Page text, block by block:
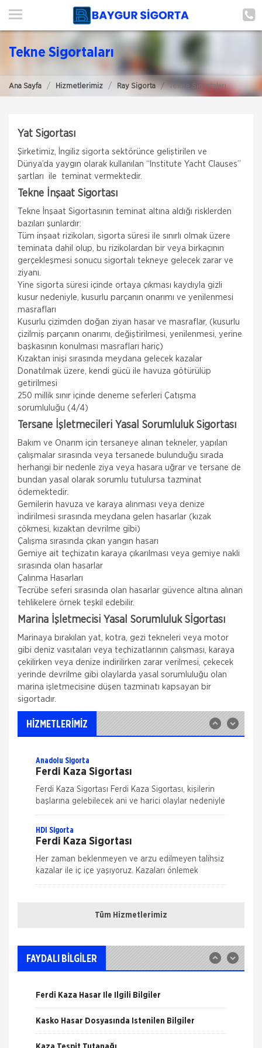
ANA SAYFA
HİZMETLERİMİZ
ŞUBELERIMIZ
ŞUBE BAŞVURUSU
Tekne Sigortaları
Ana Sayfa Hizmetlerimiz Ray Sigorta Tekne Sigortaları
Yat Sigortası
Şirketimiz, İngiliz sigorta sektörünce geliştirilen ve
Dünya’da yaygın olarak kullanılan “Institute Yacht Clauses”
şartları ile teminat vermektedir.
Tekne İnşaat Sigortası
Tekne İnşaat Sigortasının teminat altına aldığı risklerden
bazıları şunlardır:
Tüm inşaat rizikoları, sigorta süresi ile sınırlı olmak üzere
teminata dahil olup, bu rizikolardan bir veya birkaçının
gerçekleşmesi sonucu sigortalı tekneye gelecek zarar ve
ziyanı.
Yine sigorta süresi içinde ortaya çıkması kaydıyla gizli
kusur nedeniyle, kusurlu parçanın onarımı ve yenilenmesi
masrafları
Kusurlu çizimden doğan ziyan hasar ve masraflar, (kusurlu
çizilmiş parçanın onarımı, değiştirilmesi, yenilenmesi, yerine
başkasının konulması masrafları hariç)
Kızaktan inişi sırasında meydana gelecek kazalar
Donatılmak üzere, kendi gücü ile havuza götürülüp
getirilmesi
250 millik sınır içinde deneme seferleri Çatışma
sorumluluğu (4/4)
Tersane İşletmecileri Yasal Sorumluluk Sigortası
Bakım ve Onarım için tersaneye alınan tekneler, yapılan
çalışmalar sırasında veya tersanede bulunduğu sırada
herhangi bir nedenle ziya veya hasara uğrar ve tersane de
bundan yasal olarak sorumlu tutulursa tazminat
ödemektedir.
Gemilerin havuza ve karaya alınması veya denize
indirilmesi sırasında meydana gelen hasarlar (kızak
çökmesi, kızaktan devrilme gibi)
Çalışma sırasında çıkan yangın hasarı
Gemiye ait teçhizatın karaya çıkarılması veya gemiye nakli
sırasında olan hasarlar
Çalınma Hasarları
Tecrübe seferi sırasında olan hasarlar güvence altına alınan
tehlikelere örnek teşkil edebilir.
Marina İşletmecisi Yasal Sorumluluk Sİgortası
Marinaya bırakılan yat, kotra, gezi tekneleri veya motor
gibi deniz vasıtaları veya teçhizatlarının çalışması, karaya
çekilirken veya denize indirilirken zarar verilmesi, çekecek
yerinde devrilme gibi olaylarda yasal sorumluluğu olan
marina işletmecisine düşen tazminatı kapsayan bir
sigortadır.
HİZMETLERİMİZ
Allianz Sigorta
Zorunlu Deprem Sigortası
Zorunlu bir sigorta olan DASK ile binalardaki,
deprem ve deprem nedeni ile oluşabilecek maddi
zararlar güvence altına alınır. Zorunlu Deprem
Sigortası ile; Depremin Deprem sonucu
Allianz Sigorta
İş Yeri Sigortası
Allianz ile işyerinizde güven içinde çalışın!
Anadolu Sigorta
Ferdi Kaza Sigortası
Ferdi Kaza Sigortası Ferdi Kaza Sigortası, kişilerin
başlarına gelebilecek ani ve harici olaylar nedeniyle
uğrayabilecekleri bedensel zararları teminat altına
HDI Sigorta
Ferdi Kaza Sigortası
Her zaman beklenmeyen ve arzu edilmeyen talihsiz
kazalar ile iç içe yaşıyoruz. Kazaları önlemek
mümkün ama ne kadar dikkat edersek edelim
Kasko Sigortası
güvence altına alın. Yeni bir dönem başlatan HDI
Sigorta hızl
Anadolu Sigorta
Kasko Sigortası, herhangi bir motorlu kara taşıtının
sigortalı kişinin iradesi dışında araç hareket
halindeyken ya da dururken hasara uğraması,
çalınması, yanması ve kaza
Tüm Hizmetlerimiz
FAYDALI BİLGİLER
ONLİNE Dask Prim Hesaplama
Trafik Hasarı için Gerekli Bilgiler
Yangın Hasarı ile ilgili Bilgiler
Ferdi Kaza Hasar İle İlgili Bilgiler
Kasko Hasar Dosyasında İstenilen Bilgiler